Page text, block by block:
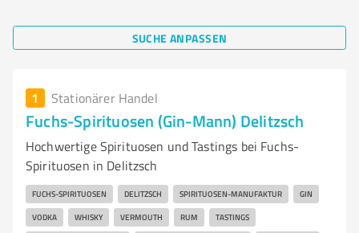
SUCHE ANPASSEN
1 Stationärer Handel
Fuchs-Spirituosen (Gin-Mann) Delitzsch
Hochwertige Spirituosen und Tastings bei Fuchs-
Spirituosen in Delitzsch
FUCHS-SPIRITUOSEN DELITZSCH SPIRITUOSEN-MANUFAKTUR GIN
VODKA WHISKY VERMOUTH RUM TASTINGS